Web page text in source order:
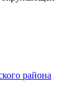
района